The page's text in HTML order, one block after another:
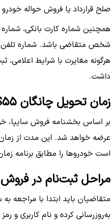
صلح قرارداد یا فروش حواله
همچنین شماره کارت بانکی،
شخص متقاضی باشد. شماره تلفن
هرگونه مغایرت با شرایط
داشت.
زمان تحویل چانگان CS۵۵ پلاس
عرضه خواهد شد. این مدت از
است خودروها را مطابق برنامه
مراحل ثبت‌نام در فروش
متقاضیان باید ابتدا با مراجعه
به‌روزرسانی کرده و نام کاربری